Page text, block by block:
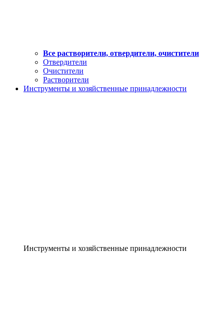
Все растворители, отвердители, очистители
Отвердители
Очистители
Растворители
Инструменты и хозяйственные принадлежности
Инструменты и хозяйственные принадлежности